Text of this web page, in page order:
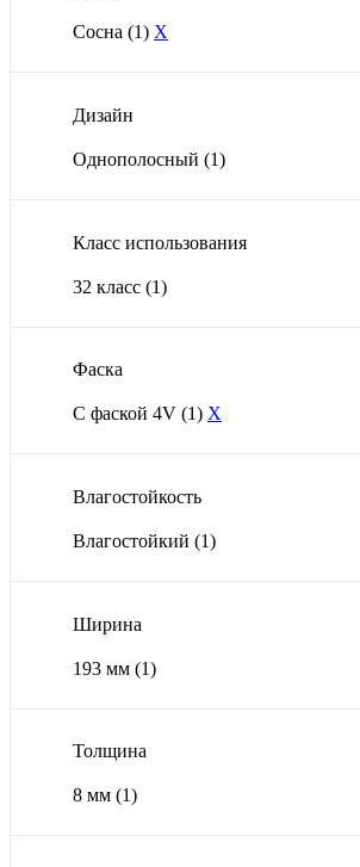
Сосна (1) X
Дизайн
Однополосный (1)
Класс использования
32 класс (1)
Фаска
С фаской 4V (1) X
Влагостойкость
Влагостойкий (1)
Ширина
193 мм (1)
Толщина
8 мм (1)